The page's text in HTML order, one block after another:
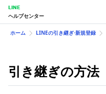
LINE
ヘルプセンター
ホーム LINEの引き継ぎ⋅新規登録
引き継ぎの方法